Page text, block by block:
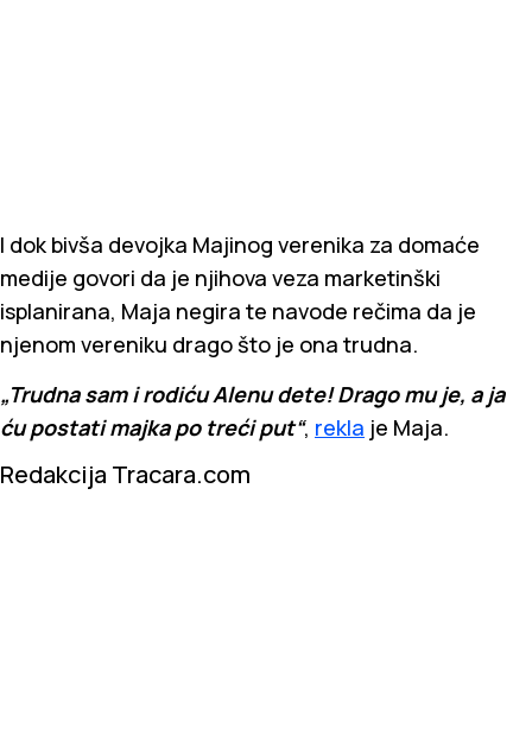
I dok bivša devojka Majinog verenika za domaće
medije govori da je njihova veza marketinški
isplanirana, Maja negira te navode rečima da je
njenom vereniku drago što je ona trudna.
„Trudna sam i rodiću Alenu dete! Drago mu je, a ja
ću postati majka po treći put“, rekla je Maja.
Redakcija Tracara.com